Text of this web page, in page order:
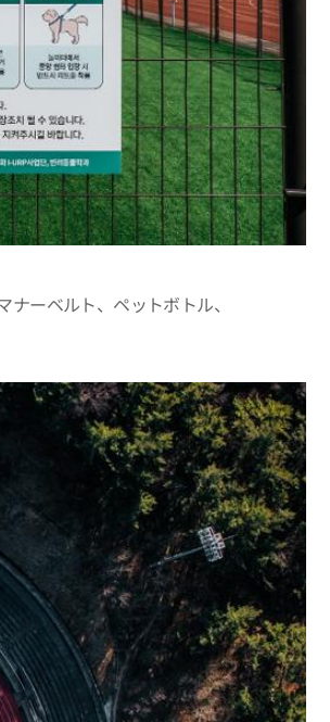
ーベルト、ペットボトル、